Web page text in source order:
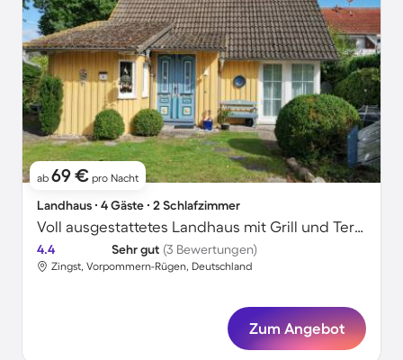
ab 69 € pro Nacht
Landhaus ∙ 4 Gäste ∙ 2 Schlafzimmer
Voll ausgestattetes Landhaus mit Grill und Terrasse | Haustiere sind willkommen
4.4 Sehr gut (3 Bewertungen)
Zingst, Vorpommern-Rügen, Deutschland
Zum Angebot